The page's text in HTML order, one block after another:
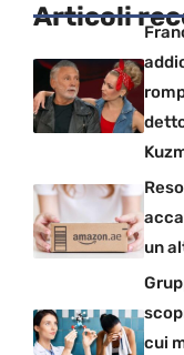
Articoli
un
cui